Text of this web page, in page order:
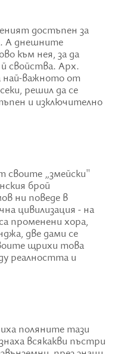
достъпен за
А днешните
към нея, за да
свойства. Арх.
най-важното от
решил да се
и изключително
своите „змейски"
брой
ни поведе в
цивилизация - на
променени хора,
две дами се
щрихи това
реалността и
поляните тази
всякакви пъстри